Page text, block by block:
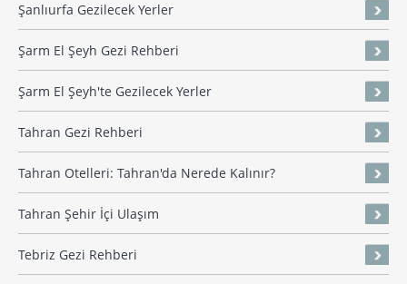
Şanlıurfa Gezilecek Yerler
Şarm El Şeyh Gezi Rehberi
Şarm El Şeyh'te Gezilecek Yerler
Tahran Gezi Rehberi
Tahran Otelleri: Tahran'da Nerede Kalınır?
Tahran Şehir İçi Ulaşım
Tebriz Gezi Rehberi